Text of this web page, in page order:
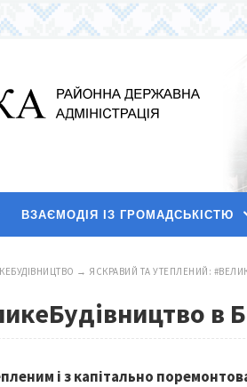
ВЗАЄМОДІЯ ІЗ ГРОМАДСЬКІСТЮ
→ ЯСКРАВИЙ ТА УТЕПЛЕНИЙ:
в
і з капітально